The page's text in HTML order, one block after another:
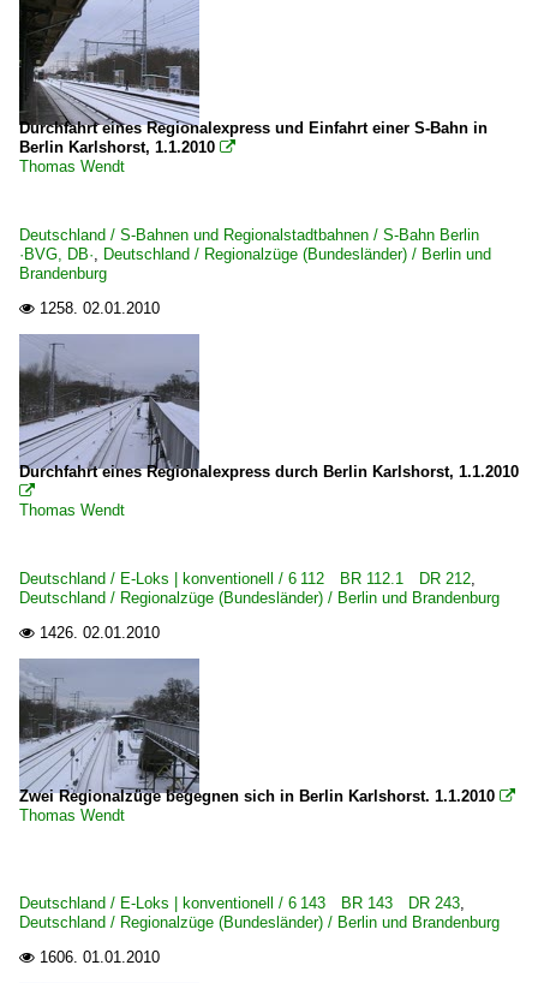
Durchfahrt eines Regionalexpress und Einfahrt einer S-Bahn in
Berlin Karlshorst, 1.1.2010 
Thomas Wendt
Deutschland / S-Bahnen und Regionalstadtbahnen / S-Bahn Berlin
·BVG, DB·, Deutschland / Regionalzüge (Bundesländer) / Berlin und
Brandenburg
 1258. 02.01.2010
Durchfahrt eines Regionalexpress durch Berlin Karlshorst, 1.1.2010

Thomas Wendt
Deutschland / E-Loks | konventionell / 6 112 BR 112.1 DR 212,
Deutschland / Regionalzüge (Bundesländer) / Berlin und Brandenburg
 1426. 02.01.2010
Zwei Regionalzüge begegnen sich in Berlin Karlshorst. 1.1.2010 
Thomas Wendt
Deutschland / E-Loks | konventionell / 6 143 BR 143 DR 243,
Deutschland / Regionalzüge (Bundesländer) / Berlin und Brandenburg
 1606. 01.01.2010